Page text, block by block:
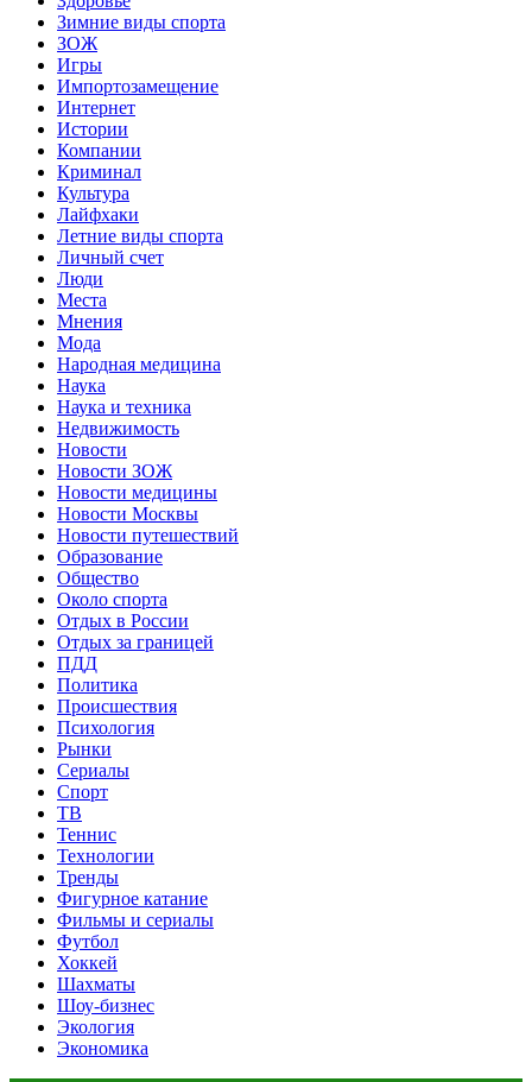
Зимние виды спорта
ЗОЖ
Игры
Импортозамещение
Интернет
Истории
Компании
Криминал
Культура
Лайфхаки
Летние виды спорта
Личный счет
Люди
Места
Мнения
Мода
Народная медицина
Наука
Наука и техника
Недвижимость
Новости
Новости ЗОЖ
Новости медицины
Новости Москвы
Новости путешествий
Образование
Общество
Около спорта
Отдых в России
Отдых за границей
ПДД
Политика
Происшествия
Психология
Рынки
Сериалы
Спорт
ТВ
Теннис
Технологии
Тренды
Фигурное катание
Фильмы и сериалы
Футбол
Хоккей
Шахматы
Шоу-бизнес
Экология
Экономика